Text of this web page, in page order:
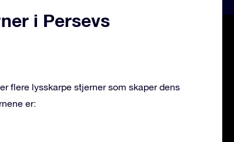
i Persevs
flere lysskarpe stjerner som skaper dens
er: